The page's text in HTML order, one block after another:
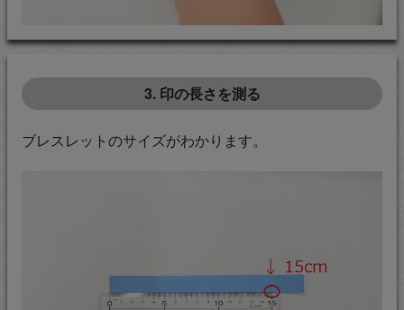
3. 印の長さを測る
ブレスレットのサイズがわかります。